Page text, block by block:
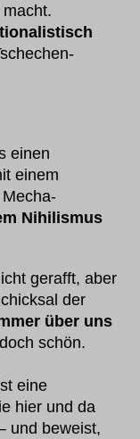
macht.
einen
einem
Nihilismus
gerafft, aber
der
über uns
schön.
eine
hier und da
und beweist,